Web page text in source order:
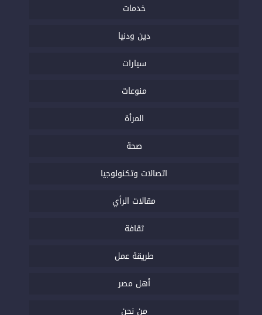
خدمات
دين ودنيا
سيارات
منوعات
المرأة
صحة
اتصالات وتكنولوجيا
مقالات الرأي
ثقافة
طريقة عمل
أهل مصر
من نحن